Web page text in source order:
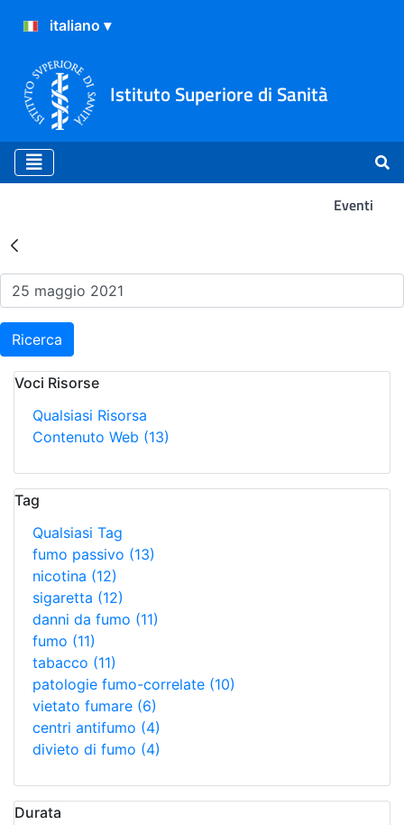
Istituto Superiore di Sanità
Eventi
Risultati della Ricerca -
Ricerca
Voci Risorse
Qualsiasi Risorsa
Contenuto Web (13)
Tag
Qualsiasi Tag
fumo passivo (13)
nicotina (12)
sigaretta (12)
danni da fumo (11)
fumo (11)
tabacco (11)
patologie fumo-correlate (10)
vietato fumare (6)
centri antifumo (4)
divieto di fumo (4)
Durata